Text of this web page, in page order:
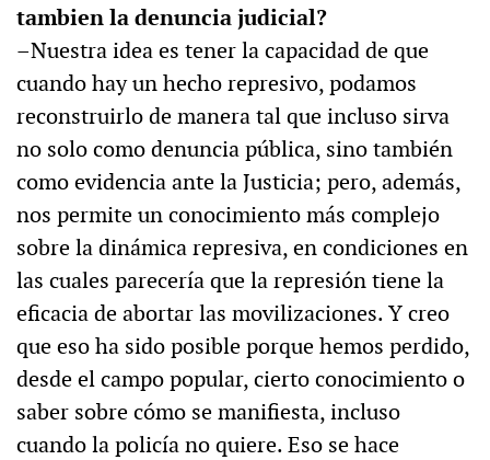
tambien la denuncia judicial?
–Nuestra idea es tener la capacidad de que
cuando hay un hecho represivo, podamos
reconstruirlo de manera tal que incluso sirva
no solo como denuncia pública, sino también
como evidencia ante la Justicia; pero, además,
nos permite un conocimiento más complejo
sobre la dinámica represiva, en condiciones en
las cuales parecería que la represión tiene la
eficacia de abortar las movilizaciones. Y creo
que eso ha sido posible porque hemos perdido,
desde el campo popular, cierto conocimiento o
saber sobre cómo se manifiesta, incluso
cuando la policía no quiere. Eso se hace